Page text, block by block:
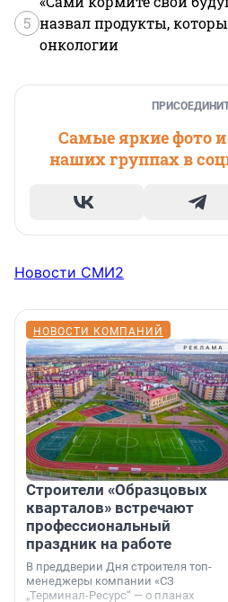
5 назвал продукты,
онкологии
Самые яркие фото
наших группах в
Новости СМИ2
НОВОСТИ КОМПАНИЙ
Строители «Образцовых
кварталов» встречают
профессиональный
праздник на работе
В преддверии Дня строителя топ-
менеджеры компании «СЗ
„Терминал-Ресурс“ — о планах